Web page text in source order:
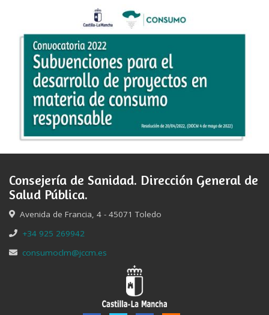
Consejería de Sanidad. Dirección General de
Salud Pública.
Avenida de Francia, 4 - 45071 Toledo
+34 925 269942
consumoclm@jccm.es